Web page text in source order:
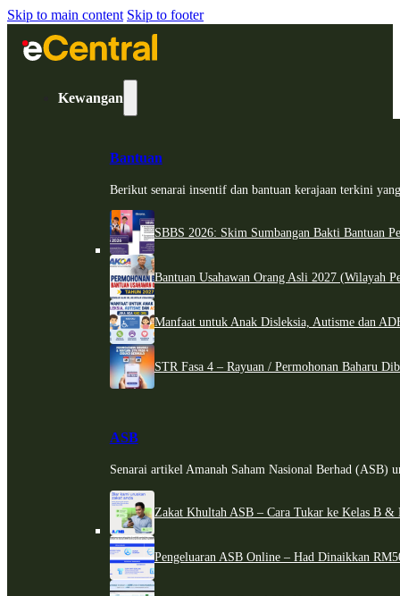
Skip to main content Skip to footer
Kewangan
Bantuan
Berikut senarai insentif dan bantuan kerajaan terkini
SBBS 2026: Skim Sumbangan Bakti Bantuan
Bantuan Usahawan Orang Asli 2027 (Wilayah
Manfaat untuk Anak Disleksia, Autisme dan
STR Fasa 4 – Rayuan / Permohonan Baharu
ASB
Senarai artikel Amanah Saham Nasional Berhad (ASB)
Zakat Khultah ASB – Cara Tukar ke Kelas B &
Pengeluaran ASB Online – Had Dinaikkan